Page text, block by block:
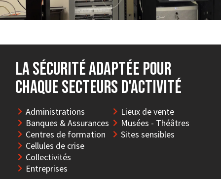
la sécurité adaptée pour
chaque secteurs d'activité
Administrations
Banques & Assurances
Centres de formation
Cellules de crise
Collectivités
Entreprises
Lieux de vente
Musées - Théâtres
Sites sensibles